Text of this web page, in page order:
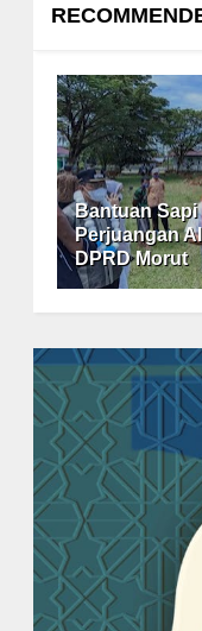
Bantuan
Perjuangan
DPRD Morut